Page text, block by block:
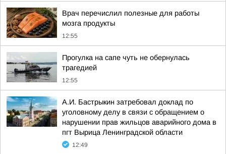
Врач перечислил полезные для работы
мозга продукты
12:55
Прогулка на сапе чуть не обернулась
трагедией
12:55
А.И. Бастрыкин затребовал доклад по
уголовному делу в связи с обращением о
нарушении прав жильцов аварийного дома в
пгт Вырица Ленинградской области
12:49